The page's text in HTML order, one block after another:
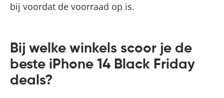
bij voordat de voorraad op is.
Bij welke winkels scoor je de
beste iPhone 14 Black Friday
deals?